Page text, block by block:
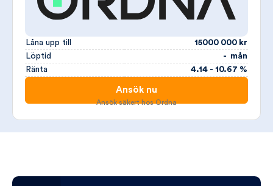
Låna upp till
15000 000 kr
Löptid
- mån
Ränta
4.14 - 10.67 %
Ansök nu
Ansök säkert hos Ordna